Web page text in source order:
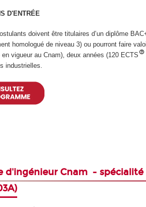
D'ENTRÉE
doivent être titulaires d’un diplôme
homologué de niveau 3) ou pourront faire
en vigueur au Cnam), deux années (120 ECTS
industrielles.
d'ingénieur Cnam -